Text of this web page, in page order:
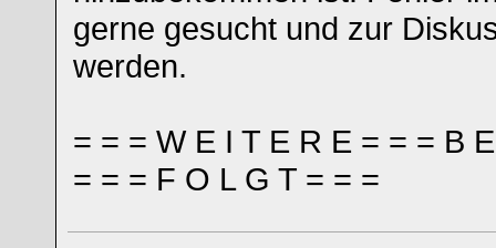
gerne gesucht und zur
werden.
= = = W E I T E R E = = = B
= = = F O L G T = = =